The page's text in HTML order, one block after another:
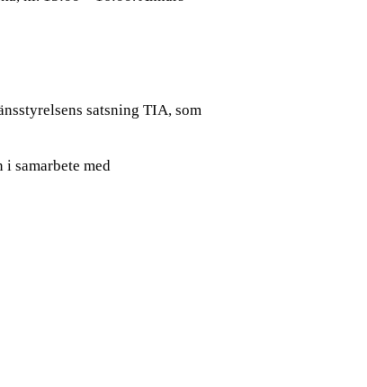
satsning TIA, som
i samarbete med